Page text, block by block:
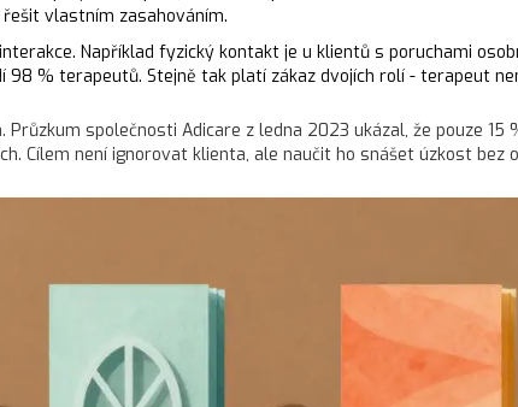
vlastním zasahováním.
Například fyzický kontakt je u klientů s poruchami
% terapeutů. Stejně tak platí zákaz dvojích rolí - terapeut
společnosti Adicare z ledna 2023 ukázal, že pouze
Cílem není ignorovat klienta, ale naučit ho snášet úzkost bez